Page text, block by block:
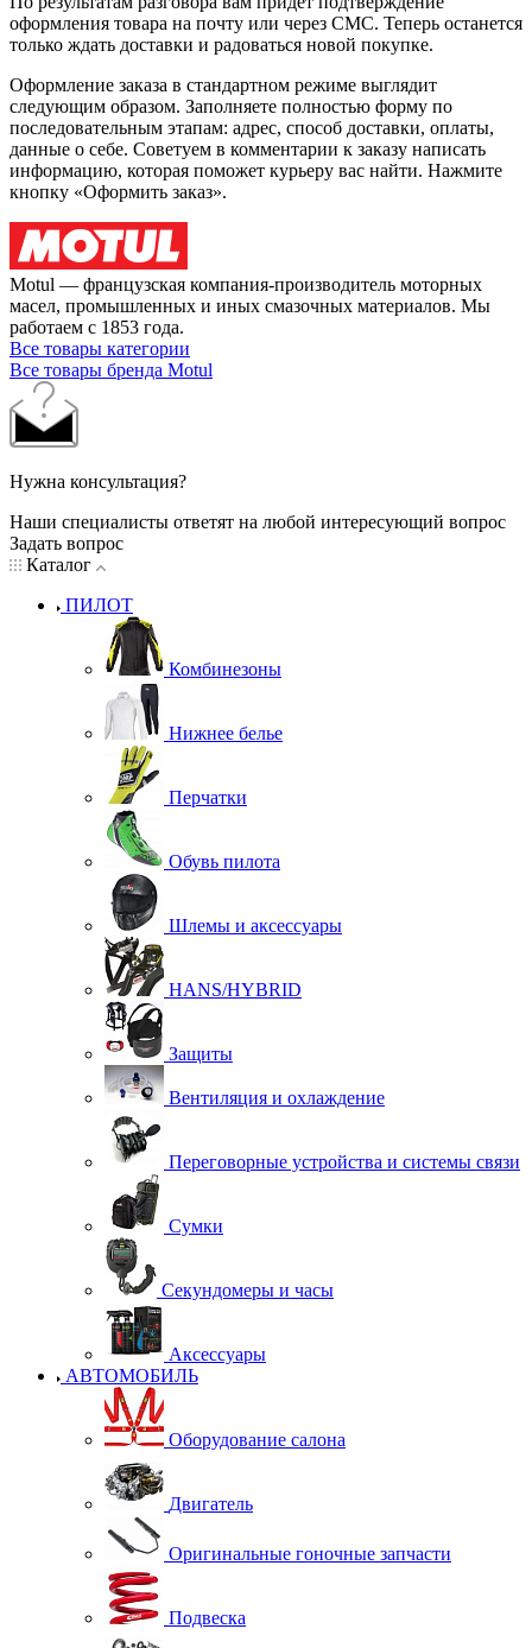
оформления товара на почту или через СМС. Теперь останется
только ждать доставки и радоваться новой покупке.
Оформление заказа в стандартном режиме выглядит
следующим образом. Заполняете полностью форму по
последовательным этапам: адрес, способ доставки, оплаты,
данные о себе. Советуем в комментарии к заказу написать
информацию, которая поможет курьеру вас найти. Нажмите
кнопку «Оформить заказ».
Motul — французская компания-производитель моторных
масел, промышленных и иных смазочных материалов. Мы
работаем с 1853 года.
Все товары категории
Все товары бренда Motul
Нужна консультация?
Наши специалисты ответят на любой интересующий вопрос
Задать вопрос
Каталог
ПИЛОТ
Комбинезоны
Нижнее белье
Перчатки
Обувь пилота
Шлемы и аксессуары
HANS/HYBRID
Защиты
Вентиляция и охлаждение
Переговорные устройства и системы связи
Сумки
Секундомеры и часы
Аксессуары
АВТОМОБИЛЬ
Оборудование салона
Двигатель
Оригинальные гоночные запчасти
Подвеска